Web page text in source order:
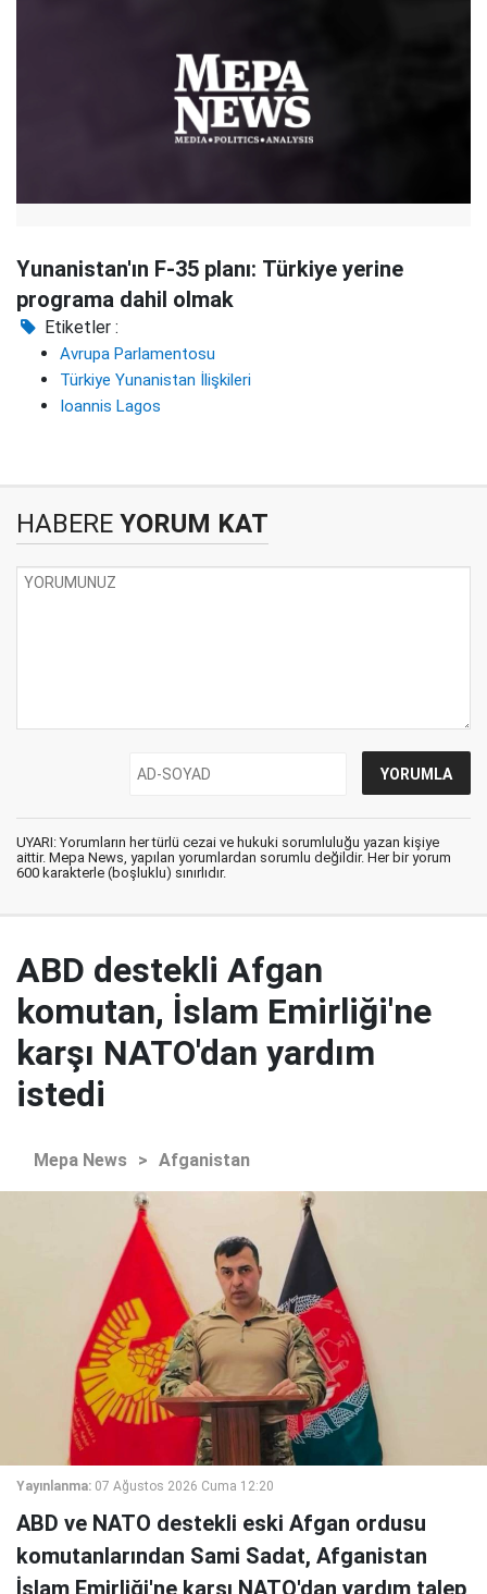
Yunanistan'ın F-35 planı: Türkiye yerine
programa dahil olmak
Etiketler :
Avrupa Parlamentosu
Türkiye Yunanistan İlişkileri
Ioannis Lagos
HABERE YORUM KAT
UYARI: Yorumların her türlü cezai ve hukuki sorumluluğu yazan kişiye
aittir. Mepa News, yapılan yorumlardan sorumlu değildir. Her bir yorum
600 karakterle (boşluklu) sınırlıdır.
ABD destekli Afgan
komutan, İslam Emirliği'ne
karşı NATO'dan yardım
istedi
Mepa News > Afganistan
Yayınlanma: 07 Ağustos 2026 Cuma 12:20
ABD ve NATO destekli eski Afgan ordusu
komutanlarından Sami Sadat, Afganistan
İslam Emirliği'ne karşı NATO'dan yardım talep